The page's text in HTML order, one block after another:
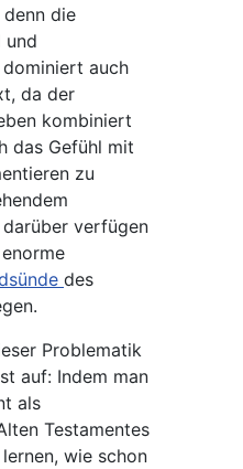
die
und
dominiert auch
da der
kombiniert
das Gefühl mit
zu
verfügen
des
Problematik
auf: Indem man
als
Testamentes
wie schon